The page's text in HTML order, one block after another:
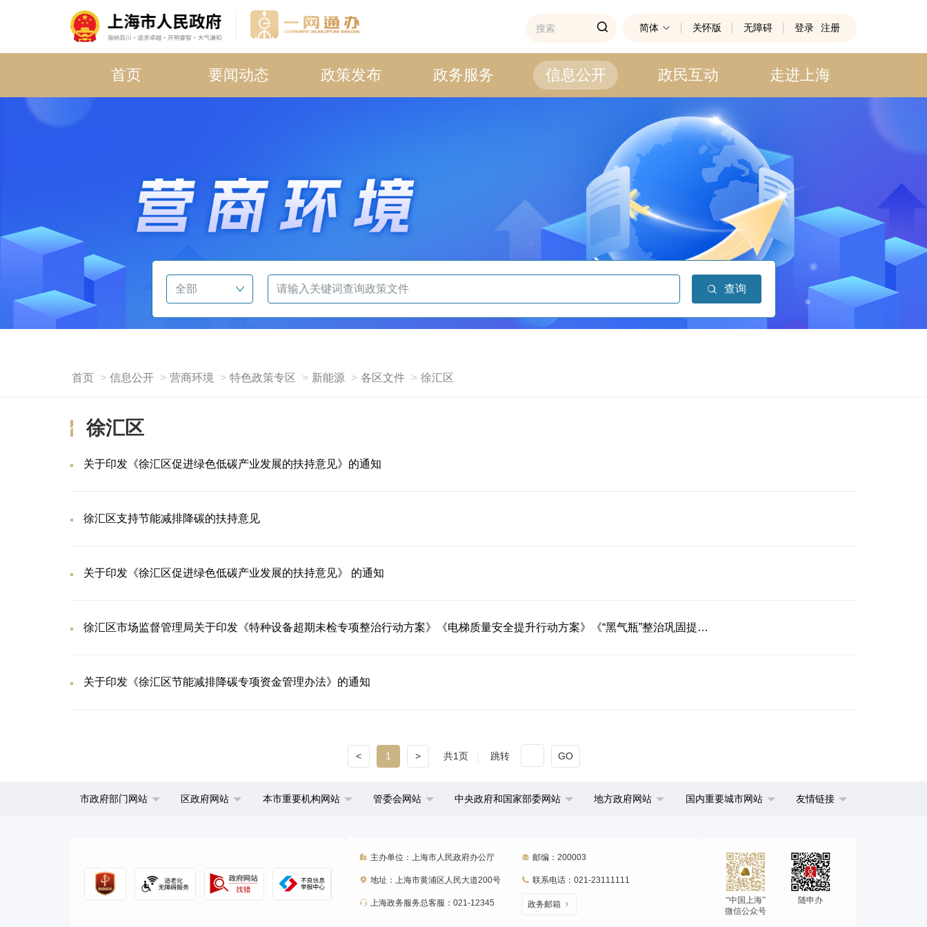
简体 关怀版 无障碍 登录 注册
首页 要闻动态 政策发布 政务服务 信息公开 政民互动 走进上海
查询
首页 信息公开 营商环境 特色政策专区 新能源 各区文件 徐汇区
徐汇区
关于印发《徐汇区促进绿色低碳产业发展的扶持意见》的通知
徐汇区支持节能减排降碳的扶持意见
关于印发《徐汇区促进绿色低碳产业发展的扶持意见》 的通知
徐汇区市场监督管理局关于印发《特种设备超期未检专项整治行动方案》《电梯质量安全提升行动方案》《“黑气瓶”整治巩固提升行动方案》的通知
关于印发《徐汇区节能减排降碳专项资金管理办法》的通知
< 1 > 共1页 跳转 GO
市政府部门网站 区政府网站 本市重要机构网站 管委会网站 中央政府和国家部委网站 地方政府网站 国内重要城市网站 友情链接
主办单位：上海市人民政府办公厅
地址：上海市黄浦区人民大道200号
上海政务服务总客服：021-12345
邮编：200003
联系电话：021-23111111
政务邮箱
“中国上海”
微信公众号
随申办